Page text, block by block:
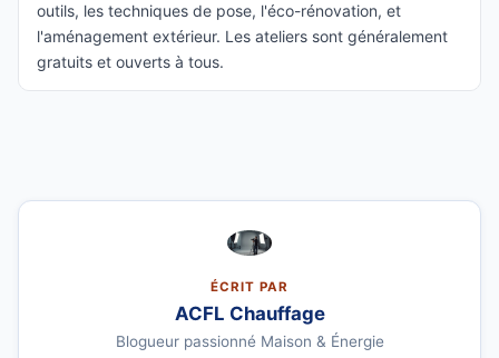
outils, les techniques de pose, l'éco-rénovation, et
l'aménagement extérieur. Les ateliers sont généralement
gratuits et ouverts à tous.
ÉCRIT PAR
ACFL Chauffage
Blogueur passionné Maison & Énergie